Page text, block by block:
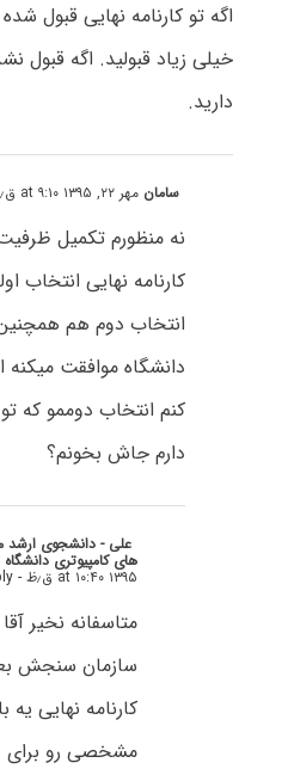
اگه تو کارنامه نهایی قبول
خیلی زیاد قبولید. اگه قبول
دارید.
سامان مهر ۲۲, ۱۳۹۵ at ۹:۱۰ ق٫ظ
نه منظورم تکمیل
کارنامه نهایی انتخاب
انتخاب دوم هم همچنین
دانشگاه موافقت میکنه
کنم انتخاب دوممو که تو
دارم جاش بخونم؟
علی - دانشجوی ارشد
های کامپیوتری دانشگاه
۱۳۹۵ at ۱۰:۴۰ ق٫ظ - Reply
متاسفانه نخیر
سازمان سنجش
کارنامه نهایی یه
مشخصی رو برای